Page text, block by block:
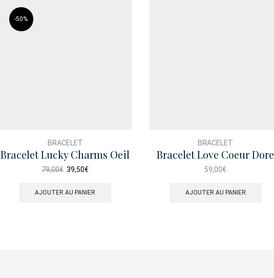
-50%
BRACELET
Bracelet Lucky Charms Oeil
Turc Dore
79,00€ Le
initial
39,50€Le
actuel
AJOUTER AU PANIER
BRACELET
Bracelet Love Coeur Dore
59,00€
AJOUTER AU PANIER